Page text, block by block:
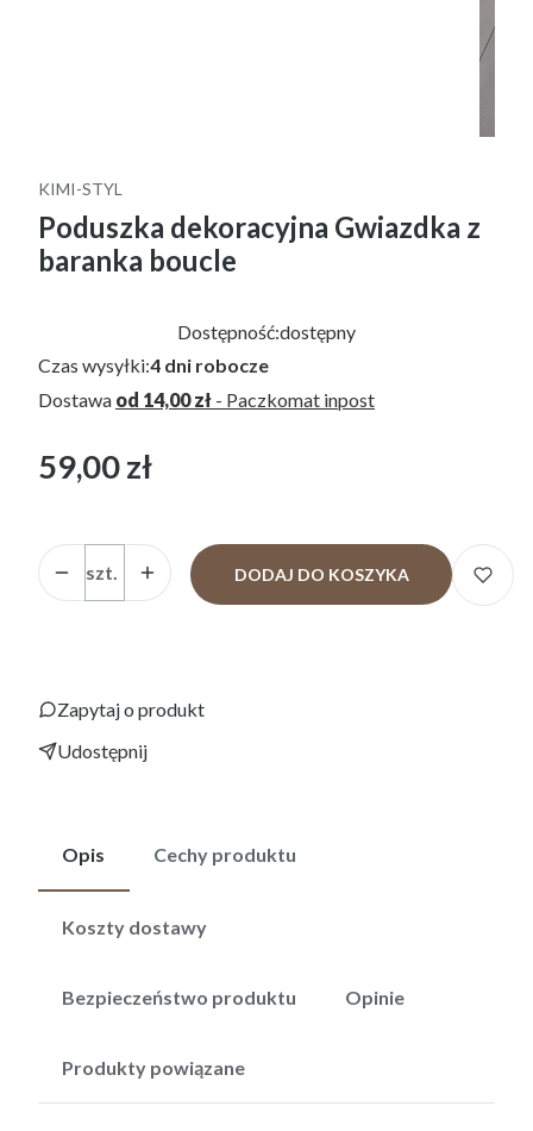
KIMI-STYL
Poduszka dekoracyjna Gwiazdka z
baranka boucle
Dostępność:dostępny
Czas wysyłki:4 dni robocze
Dostawa od 14,00 zł - Paczkomat inpost
Cena
59,00 zł
bez VAT
Ilość
szt.
DODAJ DO KOSZYKA
Zapytaj o produkt
Udostępnij
Opis Cechy produktu
Koszty dostawy
Bezpieczeństwo produktu Opinie
Produkty powiązane